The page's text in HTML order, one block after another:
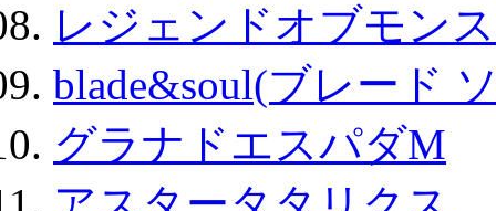
レジェンドオブモン
blade&soul(ブレード
グラナドエスパダM